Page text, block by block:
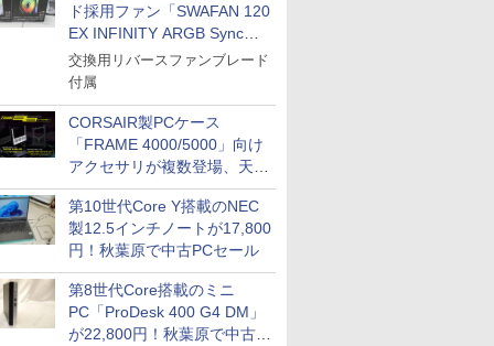
ド採用ファン「SWAFAN 120
EX INFINITY ARGB Sync」
に単品パッケージ
交換用リバースファンブレード
付属
CORSAIR製PCケース
「FRAME 4000/5000」向け
アクセサリが複数登場、天然
木製パネルや背面コネクタ対
応トレイなど
第10世代Core Y搭載のNEC
製12.5インチノートが17,800
円！秋葉原で中古PCセール
第8世代Core搭載のミニ
PC「ProDesk 400 G4 DM」
が22,800円！秋葉原で中古